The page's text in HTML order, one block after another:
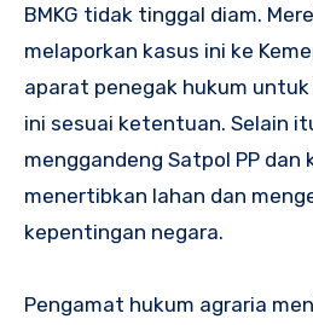
BMKG tidak tinggal diam.
melaporkan kasus ini ke
aparat penegak hukum
ini sesuai ketentuan. Selain
menggandeng Satpol PP dan
menertibkan lahan dan
kepentingan negara.
Pengamat hukum agraria